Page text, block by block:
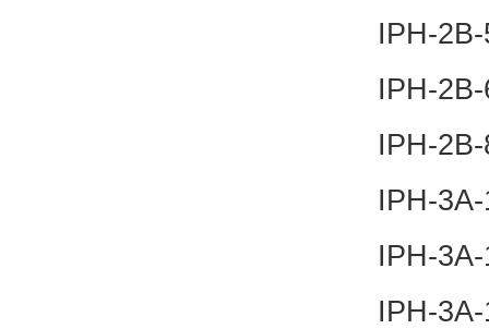
IPH-
IPH-
IPH-
IPH-
IPH-
IPH-